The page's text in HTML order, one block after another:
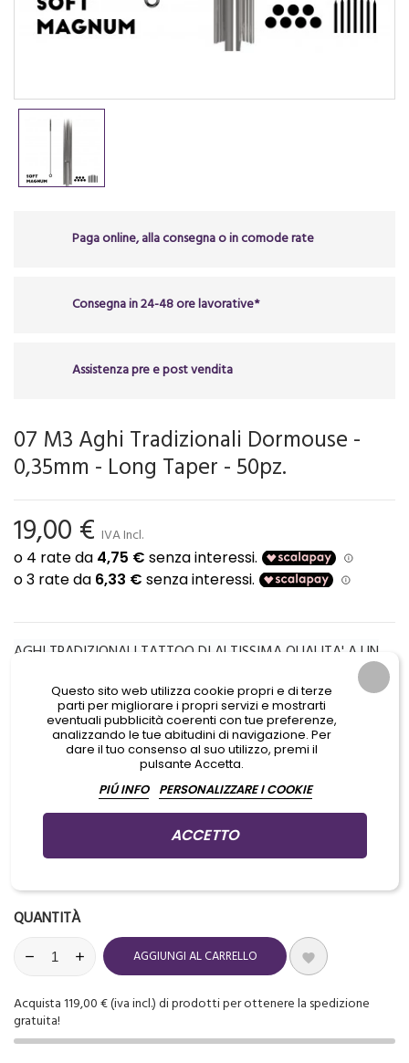
Paga online, alla consegna o in comode rate
Consegna in 24-48 ore lavorative*
Assistenza pre e post vendita
07 M3 Aghi Tradizionali Dormouse -
0,35mm - Long Taper - 50pz.
19,00 € IVA Incl.
AGHI TRADIZIONALI TATTOO DI ALTISSIMA QUALITA' A UN
FORZA, PRECISIONE E DURABILITA'
ESTREMA ACCURATEZZA NELL'AFFILATURA
Aggiungi prodotti al carrello per GUADAGNARE PUNTI che potrai
usare per ottenere dei PREMI IN REGALO
QUANTITÀ
AGGIUNGI AL CARRELLO 
Acquista 119,00 € (iva incl.) di prodotti per ottenere la spedizione
gratuita!
Questo sito web utilizza cookie propri e di terze
parti per migliorare i propri servizi e mostrarti
eventuali pubblicità coerenti con tue preferenze,
analizzando le tue abitudini di navigazione. Per
dare il tuo consenso al suo utilizzo, premi il
pulsante Accetta.
PIÚ INFO
PERSONALIZZARE I COOKIE
ACCETTO